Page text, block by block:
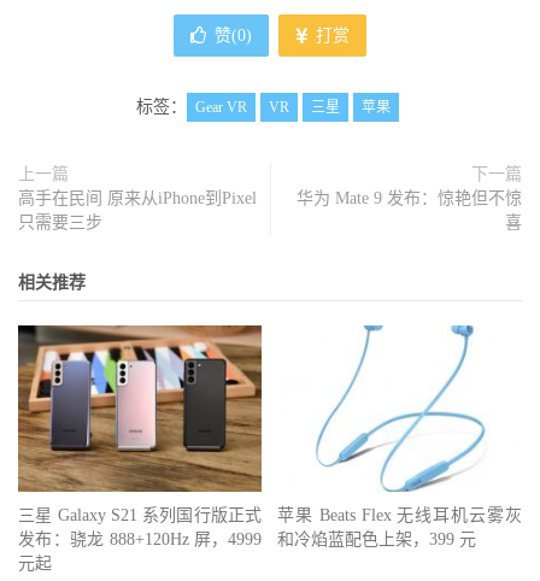
赞(0) 打赏
标签： Gear VR VR 三星 苹果
上一篇
高手在民间 原来从iPhone到Pixel
只需要三步
下一篇
华为 Mate 9 发布：惊艳但不惊
喜
相关推荐
三星 Galaxy S21 系列国行版正式
发布：骁龙 888+120Hz 屏，4999
元起
苹果 Beats Flex 无线耳机云雾灰
和冷焰蓝配色上架，399 元